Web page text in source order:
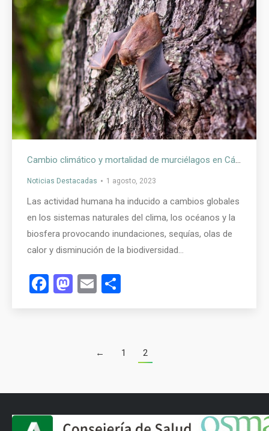
Noticias Destacadas 1 agosto, 2023
Las actividad humana ha inducido a cambios globales
en los sistemas naturales del clima, los océanos y la
biosfera provocando inundaciones, sequías, olas de
calor y disminución de la biodiversidad…
Facebook
Mastodon
Email
← 1 2